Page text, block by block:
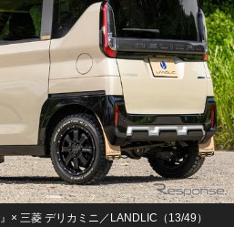
× 三菱 デリカミニ／LANDLIC（13/49）